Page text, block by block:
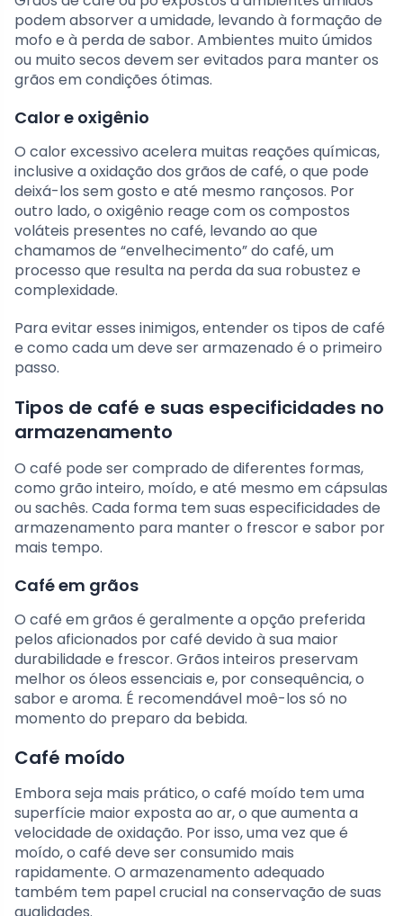
podem absorver a umidade, levando à formação de
mofo e à perda de sabor. Ambientes muito úmidos
ou muito secos devem ser evitados para manter os
grãos em condições ótimas.
Calor e oxigênio
O calor excessivo acelera muitas reações químicas,
inclusive a oxidação dos grãos de café, o que pode
deixá-los sem gosto e até mesmo rançosos. Por
outro lado, o oxigênio reage com os compostos
voláteis presentes no café, levando ao que
chamamos de “envelhecimento” do café, um
processo que resulta na perda da sua robustez e
complexidade.
Para evitar esses inimigos, entender os tipos de café
e como cada um deve ser armazenado é o primeiro
passo.
Tipos de café e suas especificidades no
armazenamento
O café pode ser comprado de diferentes formas,
como grão inteiro, moído, e até mesmo em cápsulas
ou sachês. Cada forma tem suas especificidades de
armazenamento para manter o frescor e sabor por
mais tempo.
Café em grãos
O café em grãos é geralmente a opção preferida
pelos aficionados por café devido à sua maior
durabilidade e frescor. Grãos inteiros preservam
melhor os óleos essenciais e, por consequência, o
sabor e aroma. É recomendável moê-los só no
momento do preparo da bebida.
Café moído
Embora seja mais prático, o café moído tem uma
superfície maior exposta ao ar, o que aumenta a
velocidade de oxidação. Por isso, uma vez que é
moído, o café deve ser consumido mais
rapidamente. O armazenamento adequado
também tem papel crucial na conservação de suas
qualidades.